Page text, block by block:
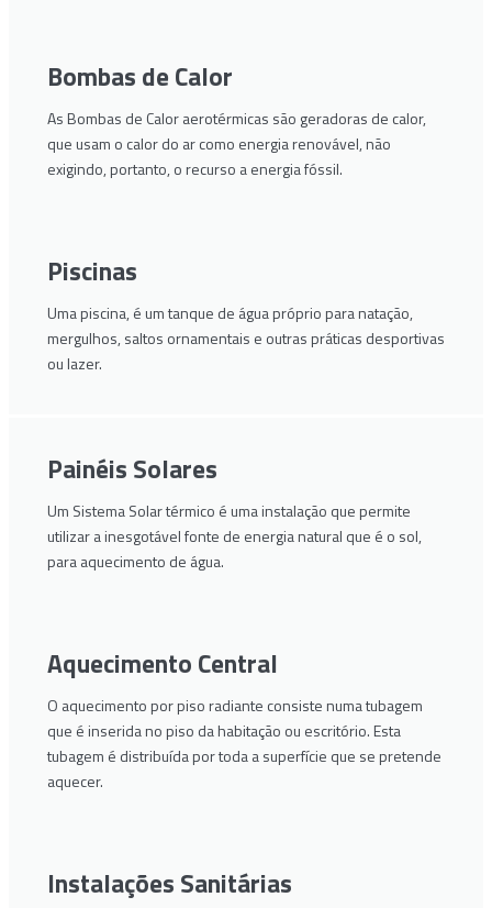
Bombas de Calor
As Bombas de Calor aerotérmicas são geradoras de calor,
que usam o calor do ar como energia renovável, não
exigindo, portanto, o recurso a energia fóssil.
Piscinas
Uma piscina, é um tanque de água próprio para natação,
mergulhos, saltos ornamentais e outras práticas desportivas
ou lazer.
Painéis Solares
Um Sistema Solar térmico é uma instalação que permite
utilizar a inesgotável fonte de energia natural que é o sol,
para aquecimento de água.
Aquecimento Central
O aquecimento por piso radiante consiste numa tubagem
que é inserida no piso da habitação ou escritório. Esta
tubagem é distribuída por toda a superfície que se pretende
aquecer.
Instalações Sanitárias